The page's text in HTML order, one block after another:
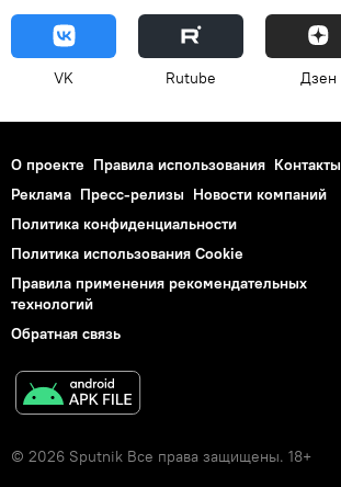
VK Rutube Дзен
О проекте Правила использования Контакты
Реклама Пресс-релизы Новости компаний
Политика конфиденциальности
Политика использования Cookie
Правила применения рекомендательных
технологий
Обратная связь
© 2026 Sputnik Все права защищены. 18+